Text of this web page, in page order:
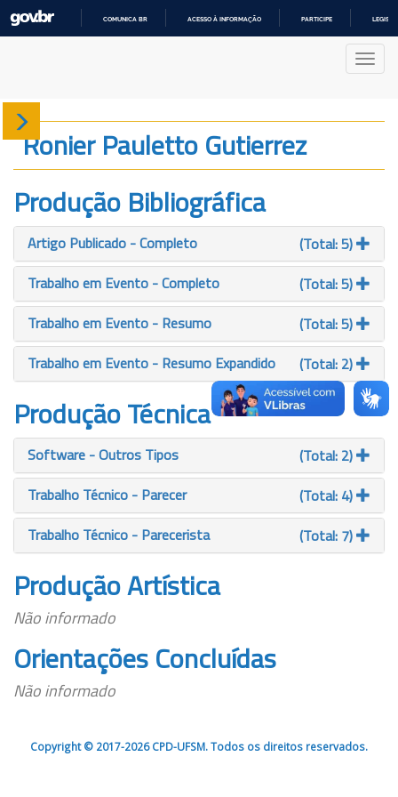
COMUNICA BR ACESSO À INFORMAÇÃO PARTICIPE
Sobre
Produção
Projetos
Gráficos
Ronier Pauletto Gutierrez
Produção Bibliográfica
Artigo Publicado - Completo
(Total: 5)
Trabalho em Evento - Completo
(Total: 5)
Trabalho em Evento - Resumo
(Total: 5)
Trabalho em Evento - Resumo Expandido
(Total: 2)
Produção Técnica
Software - Outros Tipos
(Total: 2)
Trabalho Técnico - Parecer
(Total: 4)
Trabalho Técnico - Parecerista
(Total: 7)
Produção Artística
Não informado
Orientações Concluídas
Não informado
Copyright © 2017-2026 CPD-UFSM. Todos os direitos reservados.